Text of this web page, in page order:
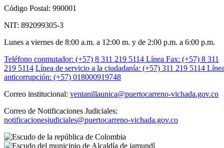
Código Postal: 990001
NIT: 892099305-3
Lunes a viernes de 8:00 a.m. a 12:00 m. y de 2:00 p.m. a 6:00 p.m.
Teléfono conmutador: (+57) 8 311 219 5114 Línea Fax: (+57) 8 311
219 5114 Línea de servicio a la ciudadanía: (+57) 311 219 5114
anticorrupción: (+57) 018000919748
Correo institucional: ventanillaunica@puertocarreno-vichada.gov.co
Correo de Notificaciones Judiciales:
notificacionesjudiciales@puertocarreno-vichada.gov.co